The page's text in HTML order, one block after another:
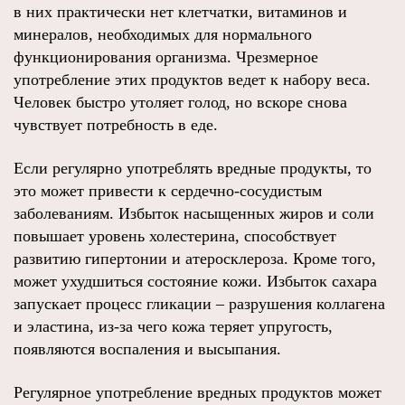
в них практически нет клетчатки, витаминов и
минералов, необходимых для нормального
функционирования организма. Чрезмерное
употребление этих продуктов ведет к набору веса.
Человек быстро утоляет голод, но вскоре снова
чувствует потребность в еде.
Если регулярно употреблять вредные продукты, то
это может привести к сердечно-сосудистым
заболеваниям. Избыток насыщенных жиров и соли
повышает уровень холестерина, способствует
развитию гипертонии и атеросклероза. Кроме того,
может ухудшиться состояние кожи. Избыток сахара
запускает процесс гликации – разрушения коллагена
и эластина, из‑за чего кожа теряет упругость,
появляются воспаления и высыпания.
Регулярное употребление вредных продуктов может